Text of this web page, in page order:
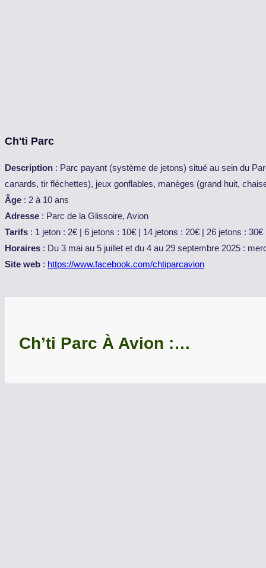
Ch'ti Parc
Description : Parc payant (système de jetons) situé au sein du
canards, tir fléchettes), jeux gonflables, manèges (grand huit,
Âge : 2 à 10 ans
Adresse : Parc de la Glissoire, Avion
Tarifs : 1 jeton : 2€ | 6 jetons : 10€ | 14 jetons : 20€ | 26 jetons :
Horaires : Du 3 mai au 5 juillet et du 4 au 29 septembre 2025 :
Site web : https://www.facebook.com/chtiparcavion
Ch’ti Parc À Avion :…